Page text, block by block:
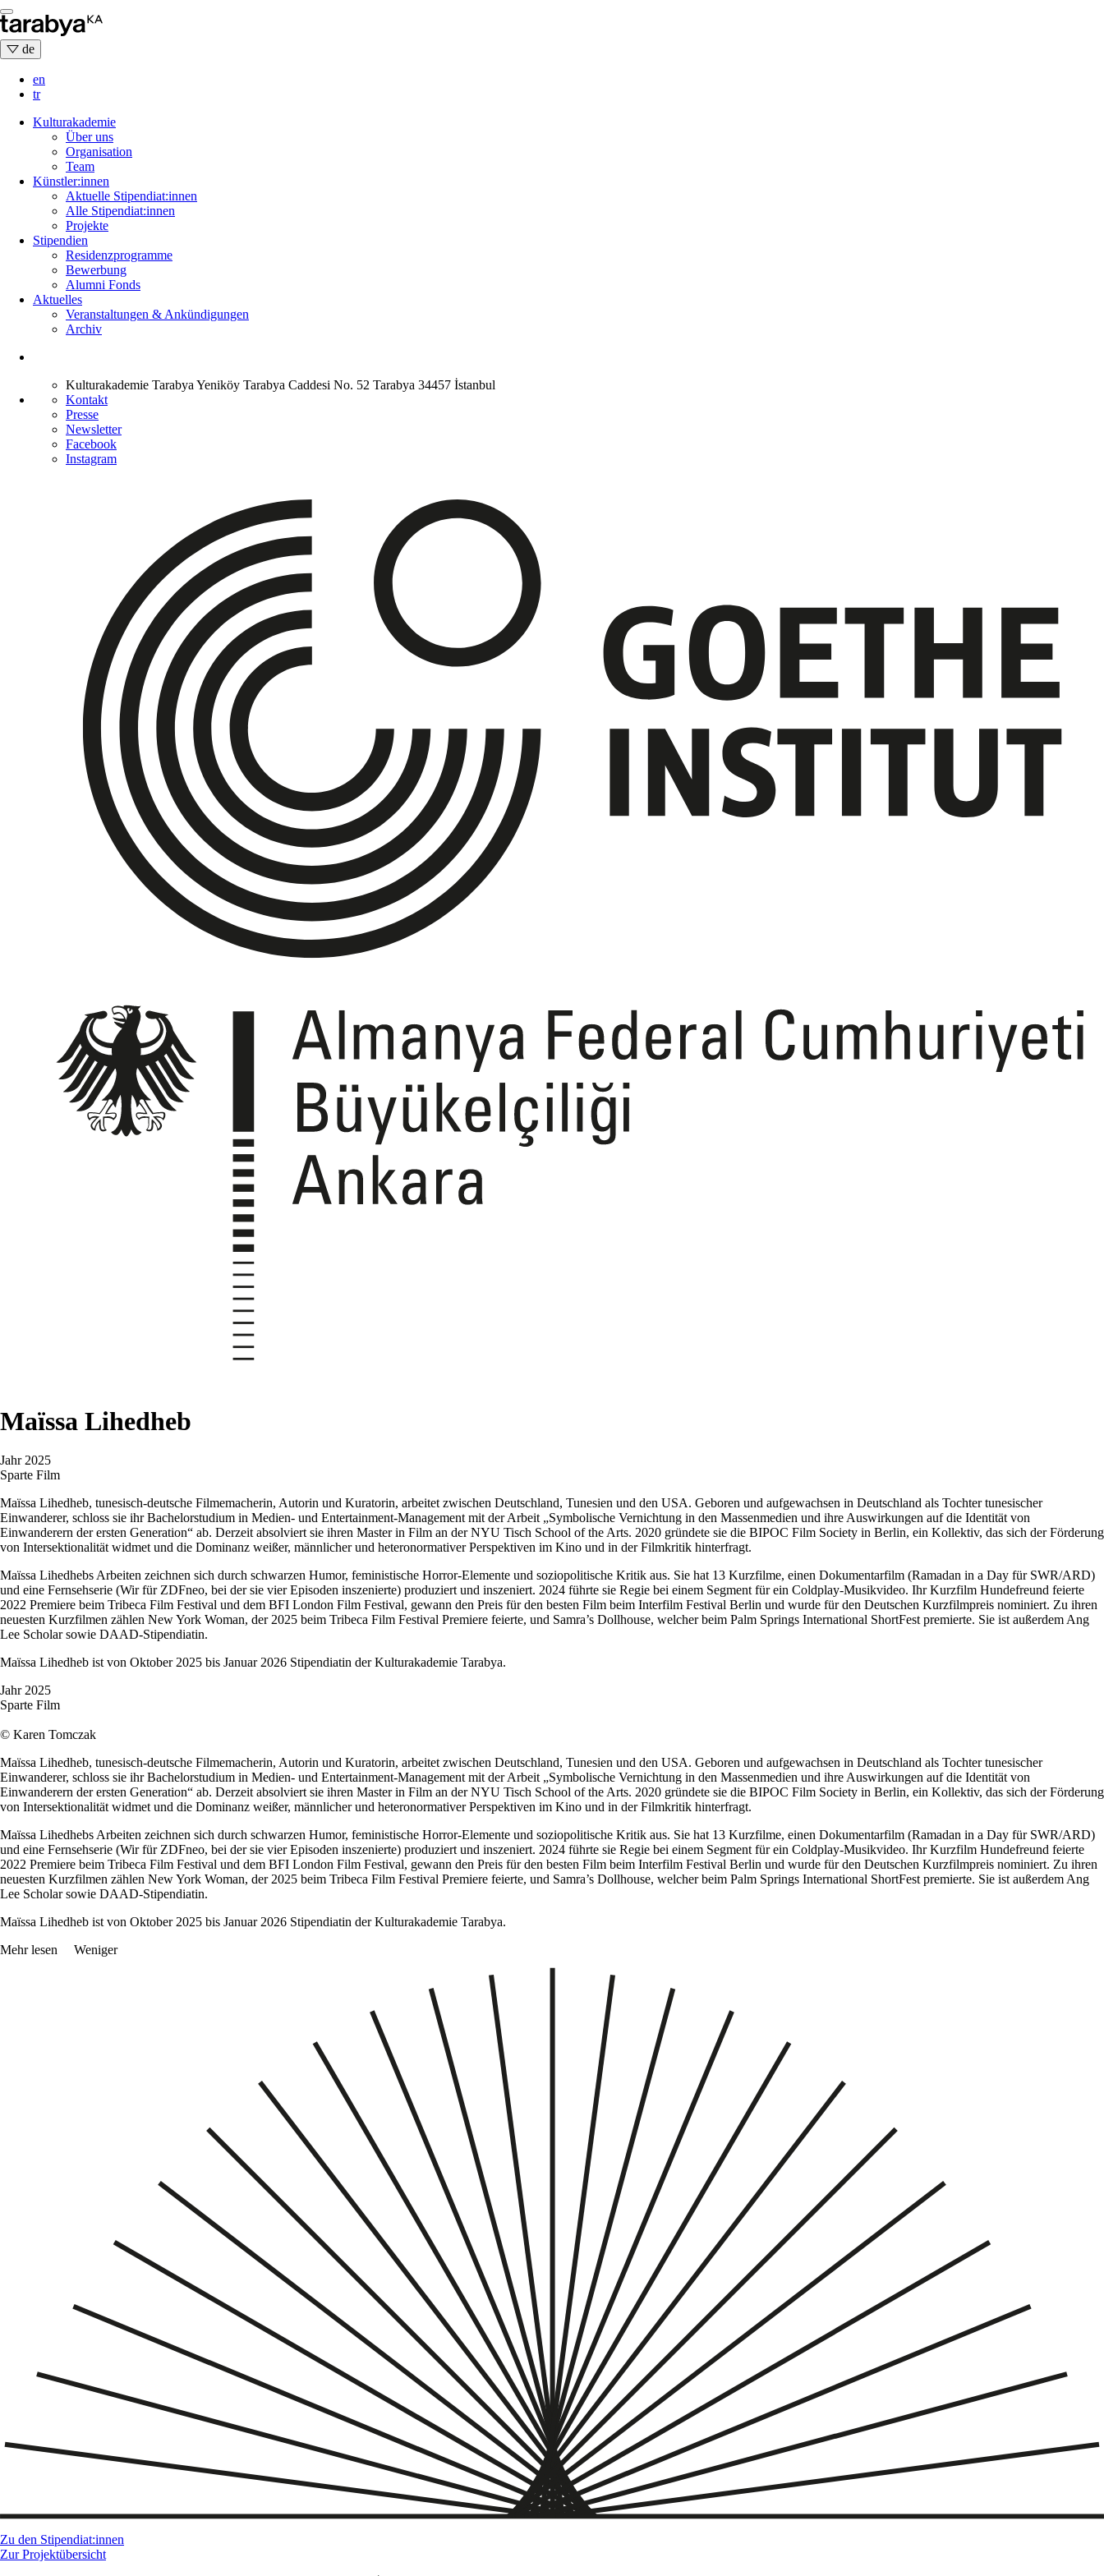
Skip
to
content
de
en
tr
Kulturakademie
Über uns
Organisation
Team
Künstler:innen
Aktuelle Stipendiat:innen
Alle Stipendiat:innen
Projekte
Stipendien
Residenzprogramme
Bewerbung
Alumni Fonds
Aktuelles
Veranstaltungen & Ankündigungen
Archiv
Kulturakademie Tarabya Yeniköy Tarabya Caddesi No. 52 Tarabya 34457 İstanbul
Kontakt
Presse
Newsletter
Facebook
Instagram
Maïssa Lihedheb
Jahr 2025
Sparte Film
Maïssa Lihedheb, tunesisch-deutsche Filmemacherin, Autorin und Kuratorin, arbeitet zwischen Deutschland, Tunesien und den USA. Geboren und aufgewachsen in Deutschland als Tochter tunesischer
Einwanderer, schloss sie ihr Bachelorstudium in Medien- und Entertainment-Management mit der Arbeit „Symbolische Vernichtung in den Massenmedien und ihre Auswirkungen auf die Identität von
Einwanderern der ersten Generation“ ab. Derzeit absolviert sie ihren Master in Film an der NYU Tisch School of the Arts. 2020 gründete sie die BIPOC Film Society in Berlin, ein Kollektiv, das sich der Förderung
von Intersektionalität widmet und die Dominanz weißer, männlicher und heteronormativer Perspektiven im Kino und in der Filmkritik hinterfragt.
Maïssa Lihedhebs Arbeiten zeichnen sich durch schwarzen Humor, feministische Horror-Elemente und soziopolitische Kritik aus. Sie hat 13 Kurzfilme, einen Dokumentarfilm (Ramadan in a Day für SWR/ARD)
und eine Fernsehserie (Wir für ZDFneo, bei der sie vier Episoden inszenierte) produziert und inszeniert. 2024 führte sie Regie bei einem Segment für ein Coldplay-Musikvideo. Ihr Kurzfilm Hundefreund feierte
2022 Premiere beim Tribeca Film Festival und dem BFI London Film Festival, gewann den Preis für den besten Film beim Interfilm Festival Berlin und wurde für den Deutschen Kurzfilmpreis nominiert. Zu ihren
neuesten Kurzfilmen zählen New York Woman, der 2025 beim Tribeca Film Festival Premiere feierte, und Samra’s Dollhouse, welcher beim Palm Springs International ShortFest premierte. Sie ist außerdem Ang
Lee Scholar sowie DAAD-Stipendiatin.
Maïssa Lihedheb ist von Oktober 2025 bis Januar 2026 Stipendiatin der Kulturakademie Tarabya.
Jahr 2025
Sparte Film
© Karen Tomczak
Maïssa Lihedheb, tunesisch-deutsche Filmemacherin, Autorin und Kuratorin, arbeitet zwischen Deutschland, Tunesien und den USA. Geboren und aufgewachsen in Deutschland als Tochter tunesischer
Einwanderer, schloss sie ihr Bachelorstudium in Medien- und Entertainment-Management mit der Arbeit „Symbolische Vernichtung in den Massenmedien und ihre Auswirkungen auf die Identität von
Einwanderern der ersten Generation“ ab. Derzeit absolviert sie ihren Master in Film an der NYU Tisch School of the Arts. 2020 gründete sie die BIPOC Film Society in Berlin, ein Kollektiv, das sich der Förderung
von Intersektionalität widmet und die Dominanz weißer, männlicher und heteronormativer Perspektiven im Kino und in der Filmkritik hinterfragt.
Maïssa Lihedhebs Arbeiten zeichnen sich durch schwarzen Humor, feministische Horror-Elemente und soziopolitische Kritik aus. Sie hat 13 Kurzfilme, einen Dokumentarfilm (Ramadan in a Day für SWR/ARD)
und eine Fernsehserie (Wir für ZDFneo, bei der sie vier Episoden inszenierte) produziert und inszeniert. 2024 führte sie Regie bei einem Segment für ein Coldplay-Musikvideo. Ihr Kurzfilm Hundefreund feierte
2022 Premiere beim Tribeca Film Festival und dem BFI London Film Festival, gewann den Preis für den besten Film beim Interfilm Festival Berlin und wurde für den Deutschen Kurzfilmpreis nominiert. Zu ihren
neuesten Kurzfilmen zählen New York Woman, der 2025 beim Tribeca Film Festival Premiere feierte, und Samra’s Dollhouse, welcher beim Palm Springs International ShortFest premierte. Sie ist außerdem Ang
Lee Scholar sowie DAAD-Stipendiatin.
Maïssa Lihedheb ist von Oktober 2025 bis Januar 2026 Stipendiatin der Kulturakademie Tarabya.
Mehr lesen
Weniger
Zu den Stipendiat:innen
Zur Projektübersicht